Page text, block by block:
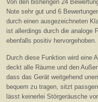
Von den bisherigen 24
Note sehr gut und 6
durch einen ausgezeichneten
ist allerdings durch die analoge
ebenfalls positiv hervorgehoben.
Durch diese Funktion wird eine
deckt alle Räume und den
dass das Gerät weitgehend
bequem zu tragen, sitzt
lässt keinerlei Störgeräusche